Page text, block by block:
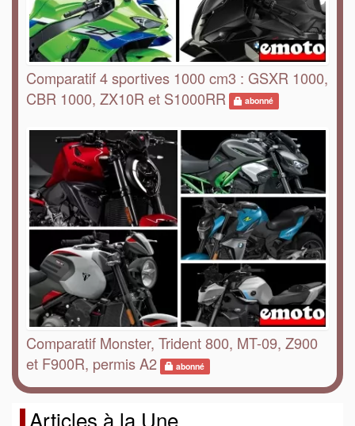
Comparatif 4 sportives 1000 cm3 : GSXR 1000,
CBR 1000, ZX10R et S1000RR
abonné
Comparatif Monster, Trident 800, MT-09, Z900
et F900R, permis A2
abonné
Articles à la Une